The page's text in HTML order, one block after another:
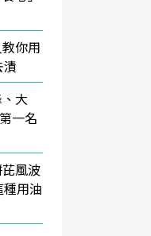
你用
漬
大
一名
風波
用油